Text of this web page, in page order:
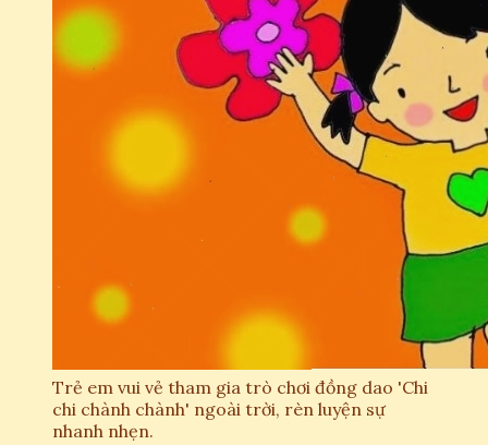
Trẻ em vui vẻ tham gia trò chơi đồng dao 'Chi
chi chành chành' ngoài trời, rèn luyện sự
nhanh nhẹn.